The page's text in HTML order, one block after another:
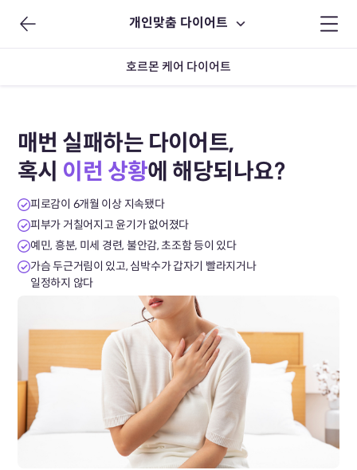
개인맞춤 다이어트
호르몬 케어 다이어트
매번 실패하는 다이어트,
혹시 이런 상황에 해당되나요?
피로감이 6개월 이상 지속됐다
피부가 거칠어지고 윤기가 없어졌다
예민, 흥분, 미세 경련, 불안감, 초조함 등이 있다
가슴 두근거림이 있고, 심박수가 갑자기 빨라지거나
일정하지 않다